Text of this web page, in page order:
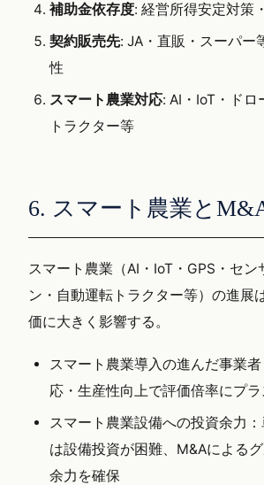
補助金依存度: 経営所得安定対策
契約販売先: JA・直販・スーパー
性
スマート農業対応: AI・IoT・ド
トラクター等
6. スマート農業と
スマート農業（AI・IoT・GPS・セン
ン・自動運転トラクター等）の進展
価に大きく影響する。
スマート農業導入の進んだ事業
応・生産性向上で評価倍率にプラ
スマート農業設備への投資余力
は設備投資が困難、M&Aによる
余力を確保